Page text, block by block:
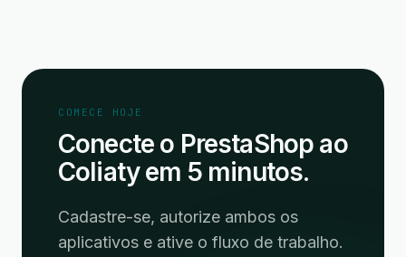
COMECE HOJE
Conecte o PrestaShop ao
Coliaty em 5 minutos.
Cadastre-se, autorize ambos os
aplicativos e ative o fluxo de trabalho.